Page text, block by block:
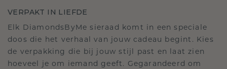
VERPAKT IN LIEFDE
Elk DiamondsByMe sieraad komt in een speciale
doos die het verhaal van jouw cadeau begint. Kies
de verpakking die bij jouw stijl past en laat zien
hoeveel je om iemand geeft. Gegarandeerd om